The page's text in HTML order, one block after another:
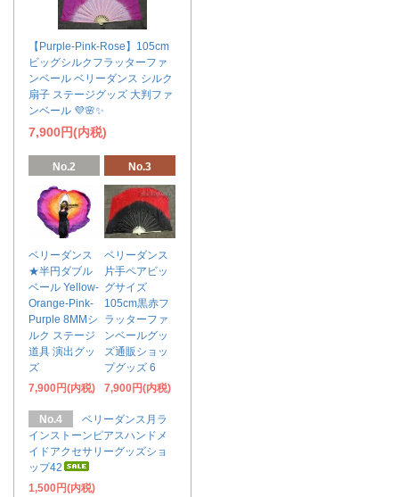
【Purple-Pink-Rose】105cm
ビッグシルクフラッターファ
ンベール ベリーダンス シルク
扇子 ステージグッズ 大判ファ
ンベール 💜🌸✨
7,900円(内税)
No.2
ベリーダンス
★半円ダブル
ベール Yellow-
Orange-Pink-
Purple 8MMシ
ルク ステージ
道具 演出グッ
ズ
7,900円(内税)
No.3
ベリーダンス
片手ペアビッ
グサイズ
105cm黒赤フ
ラッターファ
ンベールグッ
ズ通販ショッ
プグッズ 6
7,900円(内税)
No.4
ベリーダンス月ラ
インストーンピアスハンドメ
イドアクセサリーグッズショ
ップ42
1,500円(内税)